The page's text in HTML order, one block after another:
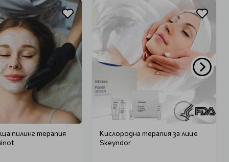
пилинг терапия
Кислородна терапия за лице
Skeyndor